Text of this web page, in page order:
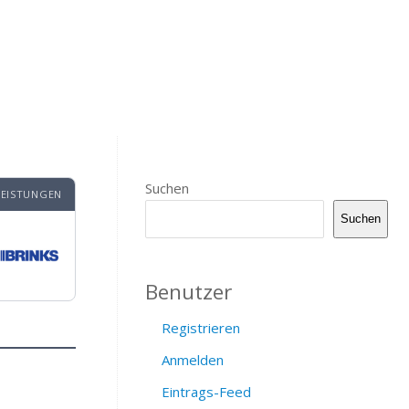
Suchen
Suchen
Benutzer
Registrieren
Anmelden
Eintrags-Feed